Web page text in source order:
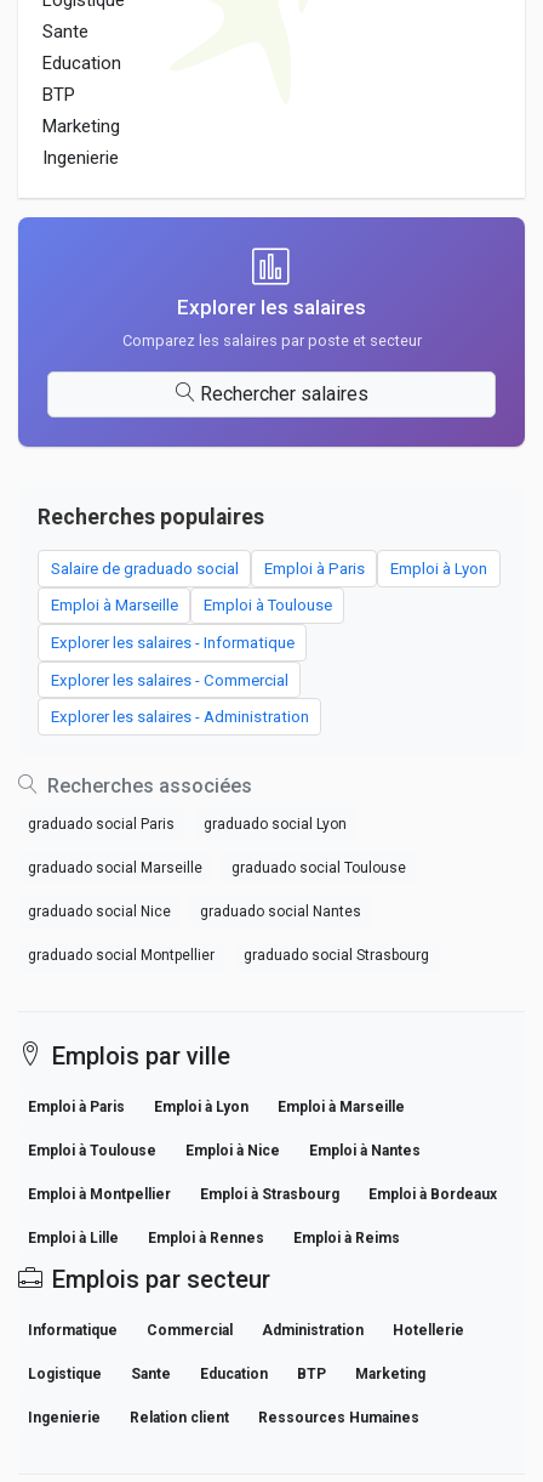
Sante
Education
BTP
Marketing
Ingenierie
Explorer les salaires
Comparez les salaires par poste et secteur
Rechercher salaires
Recherches populaires
Salaire de graduado social Emploi à Paris Emploi à Lyon
Emploi à Marseille Emploi à Toulouse
Explorer les salaires - Informatique
Explorer les salaires - Commercial
Explorer les salaires - Administration
Recherches associées
graduado social Paris graduado social Lyon
graduado social Marseille graduado social Toulouse
graduado social Nice graduado social Nantes
graduado social Montpellier graduado social Strasbourg
Emplois par ville
Emploi à Paris Emploi à Lyon Emploi à Marseille
Emploi à Toulouse Emploi à Nice Emploi à Nantes
Emploi à Montpellier Emploi à Strasbourg Emploi à Bordeaux
Emploi à Lille Emploi à Rennes Emploi à Reims
Emplois par secteur
Informatique Commercial Administration Hotellerie
Logistique Sante Education BTP Marketing
Ingenierie Relation client Ressources Humaines